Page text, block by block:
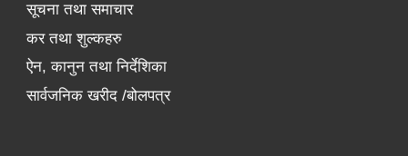
सूचना तथा समाचार
कर तथा शुल्कहरु
ऐन, कानुन तथा निर्देशिका
सार्वजनिक खरीद /बोलपत्र